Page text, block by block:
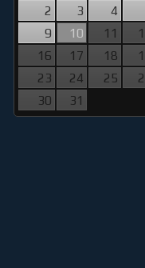
2
3 4
9
10 11
16
17 18
23
24 25
30
31